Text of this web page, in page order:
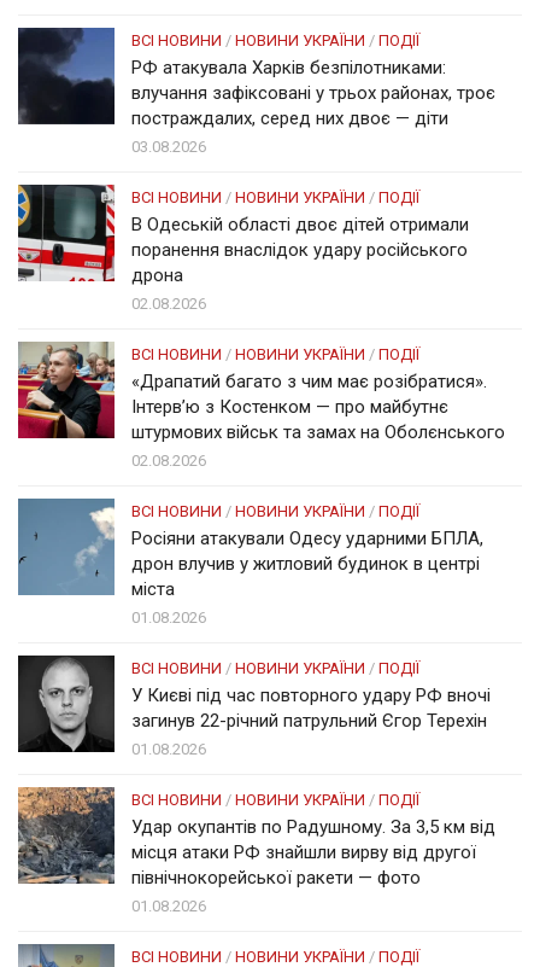
ВСІ НОВИНИ / НОВИНИ УКРАЇНИ / ПОДІЇ
РФ атакувала Харків безпілотниками:
влучання зафіксовані у трьох районах, троє
постраждалих, серед них двоє — діти
03.08.2026
ВСІ НОВИНИ / НОВИНИ УКРАЇНИ / ПОДІЇ
В Одеській області двоє дітей отримали
поранення внаслідок удару російського
дрона
02.08.2026
ВСІ НОВИНИ / НОВИНИ УКРАЇНИ / ПОДІЇ
«Драпатий багато з чим має розібратися».
Інтерв’ю з Костенком — про майбутнє
штурмових військ та замах на Оболєнського
02.08.2026
ВСІ НОВИНИ / НОВИНИ УКРАЇНИ / ПОДІЇ
Росіяни атакували Одесу ударними БПЛА,
дрон влучив у житловий будинок в центрі
міста
01.08.2026
ВСІ НОВИНИ / НОВИНИ УКРАЇНИ / ПОДІЇ
У Києві під час повторного удару РФ вночі
загинув 22-річний патрульний Єгор Терехін
01.08.2026
ВСІ НОВИНИ / НОВИНИ УКРАЇНИ / ПОДІЇ
Удар окупантів по Радушному. За 3,5 км від
місця атаки РФ знайшли вирву від другої
північнокорейської ракети — фото
01.08.2026
ВСІ НОВИНИ / НОВИНИ УКРАЇНИ / ПОДІЇ